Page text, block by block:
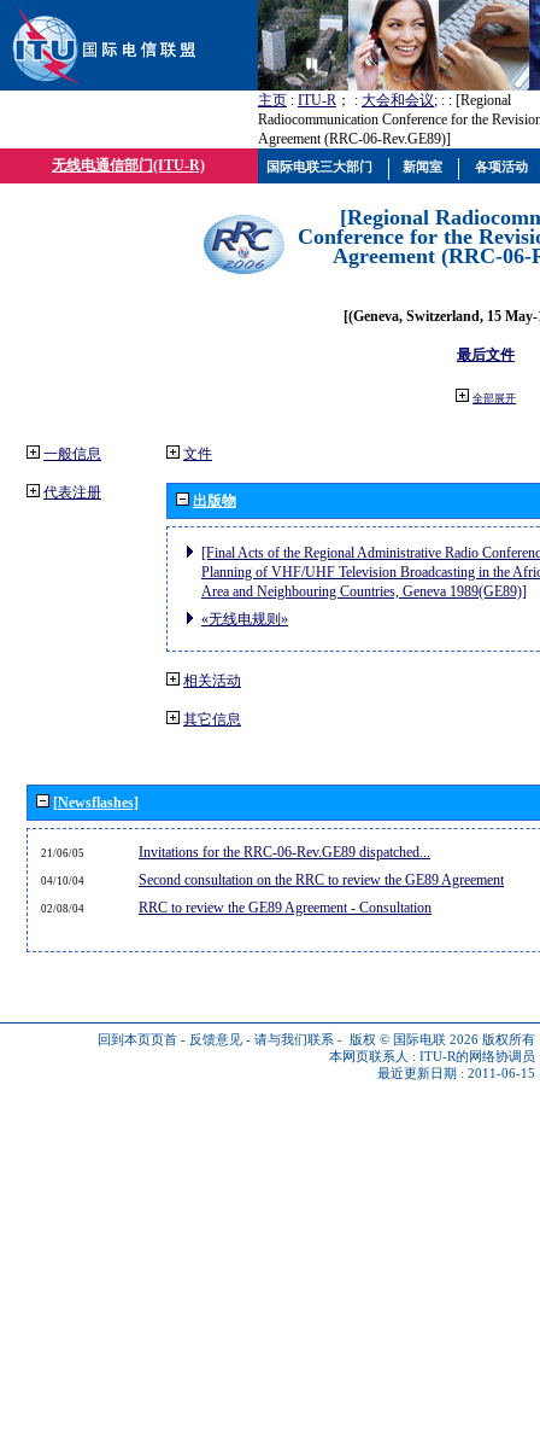
主页 : ITU-R ； : 大会和会议; : : [Regional
Radiocommunication Conference for the
Agreement (RRC-06-Rev.GE89)]
无线电通信部门(ITU-R)
[Regional
Conference for the
Agreement (RRC-06-
[(Geneva, Switzerland, 15
最后文件
全部展开
一般信息
代表注册
文件
出版物
[Final Acts of the Regional Administrative Radio
Planning of VHF/UHF Television Broadcasting in the
Area and Neighbouring Countries, Geneva 1989(GE89)]
«无线电规则»
相关活动
其它信息
[Newsflashes]
21/06/05 Invitations for the RRC-06-Rev.GE89 dispatched...
04/10/04 Second consultation on the RRC to review the GE89 Agreement
02/08/04 RRC to review the GE89 Agreement - Consultation
回到本页页首 - 反馈意见 - 请与我们联系 - 版权 © 国际电联 2026 版权所有
本网页联系人 : ITU-R的网络协调员
最近更新日期 : 2011-06-15
国际电联三大部门 新闻室 各项活动